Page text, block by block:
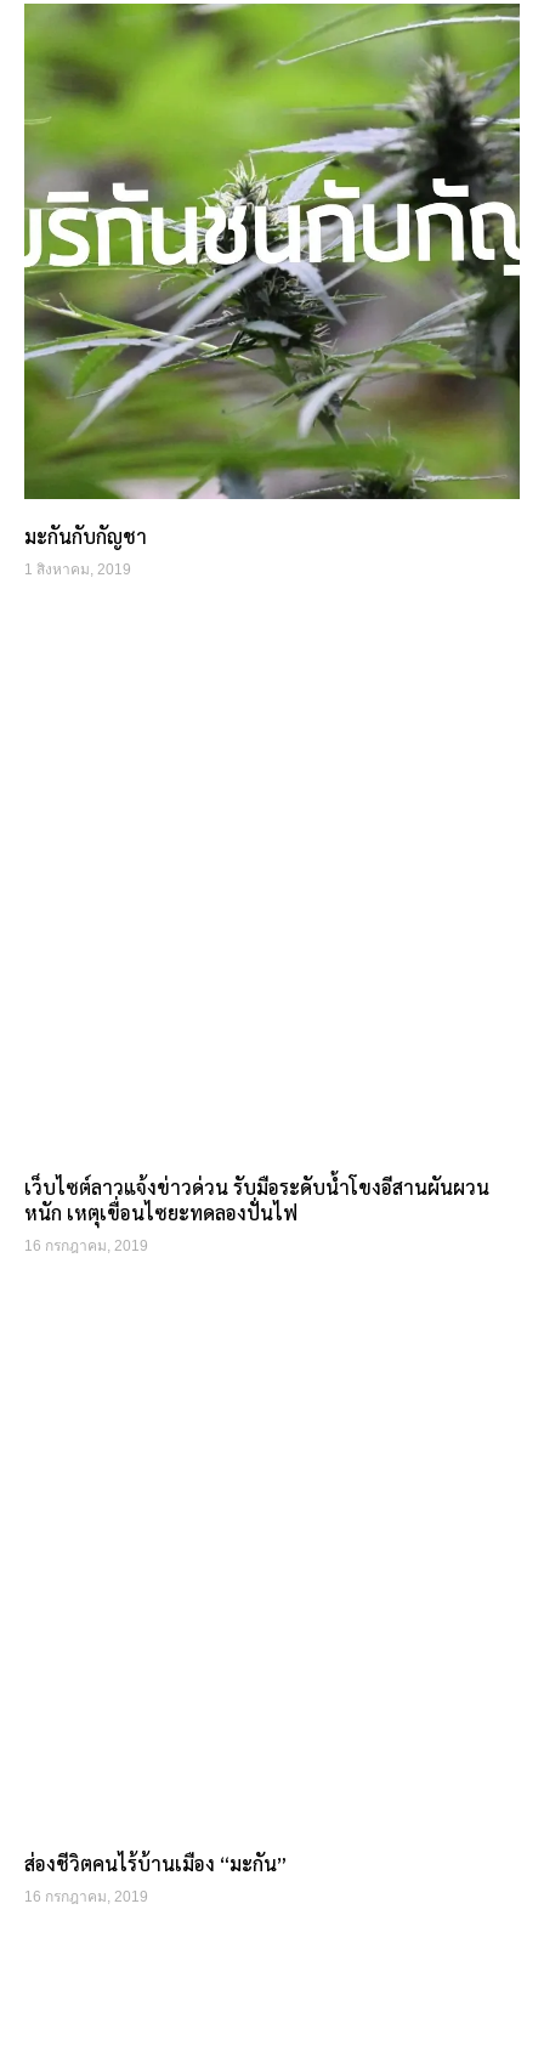
มะกันกับกัญชา
1 สิงหาคม, 2019
เว็บไซต์ลาวแจ้งข่าวด่วน รับมือระดับน้ำโขงอีสานผันผวน
หนัก เหตุเขื่อนไซยะทดลองปั่นไฟ
16 กรกฎาคม, 2019
ส่องชีวิตคนไร้บ้านเมือง “มะกัน”
16 กรกฎาคม, 2019